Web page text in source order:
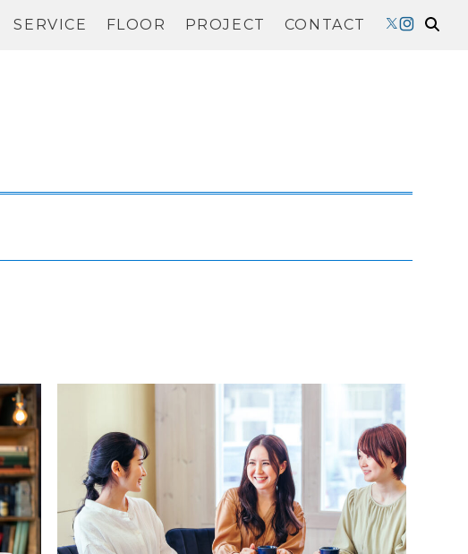
SERVICE FLOOR PROJECT CONTACT